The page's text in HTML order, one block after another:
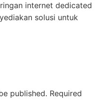
internet dedicated
solusi untuk
published. Required